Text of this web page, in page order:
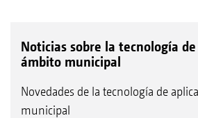
Noticias sobre la tecnología
ámbito municipal
Novedades de la tecnología de
municipal